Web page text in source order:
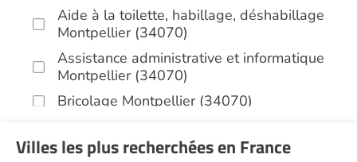
Aide à la toilette, habillage, déshabillage
Montpellier (34070)
Assistance administrative et informatique
Montpellier (34070)
Bricolage Montpellier (34070)
Infirmiers Montpellier (34070)
Villes les plus recherchées en France